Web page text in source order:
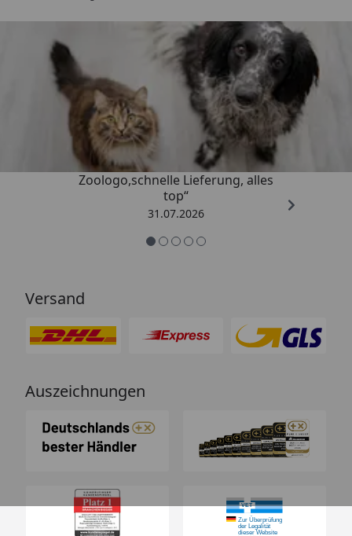
Trusted Shops
4,74/ 5
„Gute Erfahrung mit
Zoologo,schnelle Lieferung, alles
top“
31.07.2026
Versand
Auszeichnungen